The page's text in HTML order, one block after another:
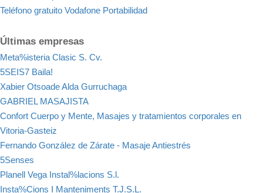
Teléfono gratuito Vodafone Portabilidad
Últimas empresas
Meta%isteria Clasic S. Cv.
5SEIS7 Baila!
Xabier Otsoade Alda Gurruchaga
GABRIEL MASAJISTA
Confort Cuerpo y Mente, Masajes y tratamientos corporales en
Vitoria-Gasteiz
Fernando González de Zárate - Masaje Antiestrés
5Senses
Planell Vega Instal%lacions S.l.
Insta%Cions I Manteniments T.J.S.L.